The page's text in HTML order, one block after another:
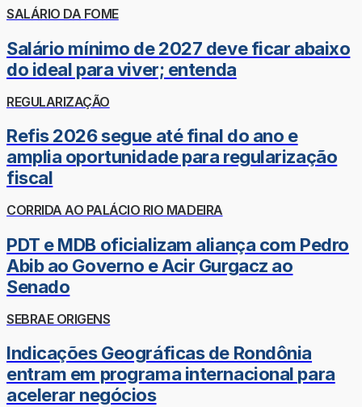
SALÁRIO DA FOME
Salário mínimo de 2027 deve ficar abaixo
do ideal para viver; entenda
REGULARIZAÇÃO
Refis 2026 segue até final do ano e
amplia oportunidade para regularização
fiscal
CORRIDA AO PALÁCIO RIO MADEIRA
PDT e MDB oficializam aliança com Pedro
Abib ao Governo e Acir Gurgacz ao
Senado
SEBRAE ORIGENS
Indicações Geográficas de Rondônia
entram em programa internacional para
acelerar negócios